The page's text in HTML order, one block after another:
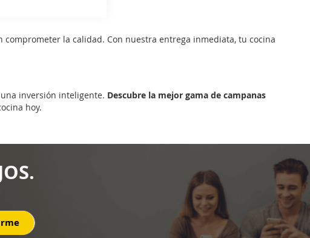
comprometer la calidad. Con nuestra entrega inmediata, tu cocina
inversión inteligente. Descubre la mejor gama de campanas
hoy.